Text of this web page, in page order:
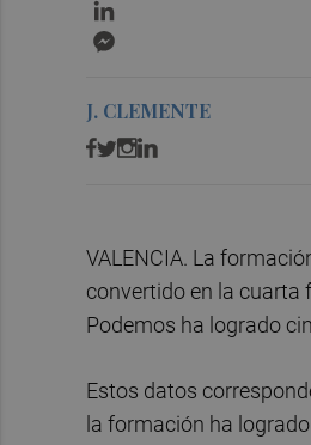
J. CLEMENTE
VALENCIA. La
convertido en la cuarta
Podemos ha logrado
Estos datos
la formación ha